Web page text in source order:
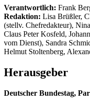
Verantwortlich: Frank
Redaktion: Lisa Brüßler,
(stellv. Chefredakteur),
Claus Peter Kosfeld,
vom Dienst), Sandra
Helmut Stoltenberg,
Herausgeber
Deutscher Bundestag,